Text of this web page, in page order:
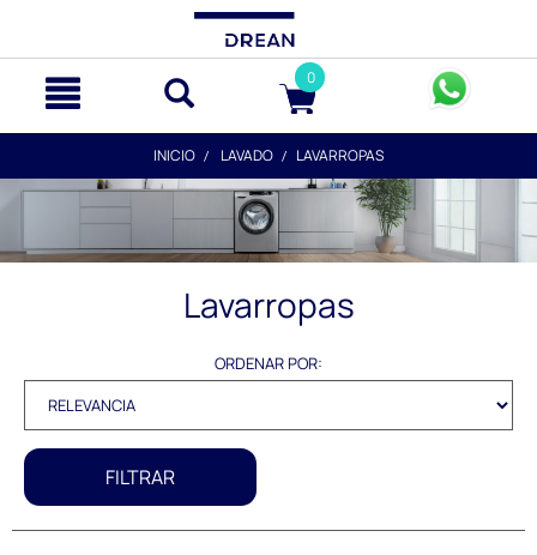
0
INICIO LAVADO LAVARROPAS
Lavarropas
ORDENAR POR:
FILTRAR